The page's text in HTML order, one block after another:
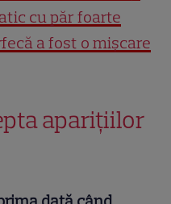
cu păr foarte
a fost o mișcare
aparițiilor